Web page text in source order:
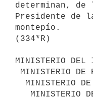
determinan,
Presidente de
montepío.
(334*R)
MINISTERIO DEL